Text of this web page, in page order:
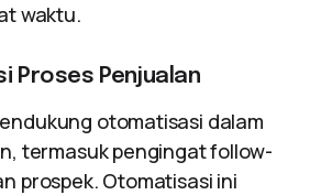
waktu.
Proses Penjualan
otomatisasi dalam
termasuk pengingat follow-
prospek. Otomatisasi ini